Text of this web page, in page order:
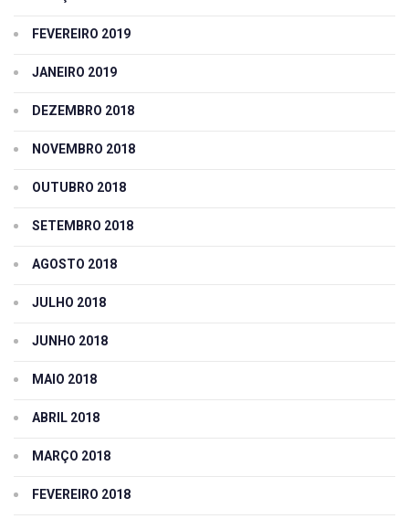
FEVEREIRO 2019
JANEIRO 2019
DEZEMBRO 2018
NOVEMBRO 2018
OUTUBRO 2018
SETEMBRO 2018
AGOSTO 2018
JULHO 2018
JUNHO 2018
MAIO 2018
ABRIL 2018
MARÇO 2018
FEVEREIRO 2018